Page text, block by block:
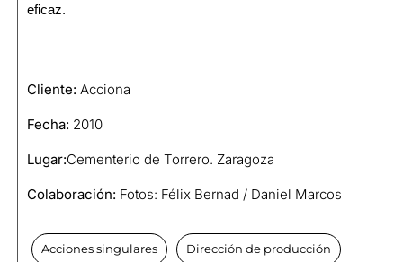
eficaz.
Cliente: Acciona
Fecha: 2010
Lugar:Cementerio de Torrero. Zaragoza
Colaboración: Fotos: Félix Bernad / Daniel Marcos
Acciones singulares Dirección de producción